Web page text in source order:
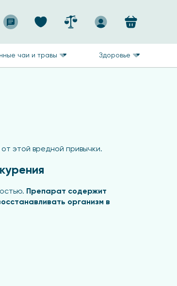
чаи и травы Здоровье
этой вредной привычки.
Препарат содержит
организм в